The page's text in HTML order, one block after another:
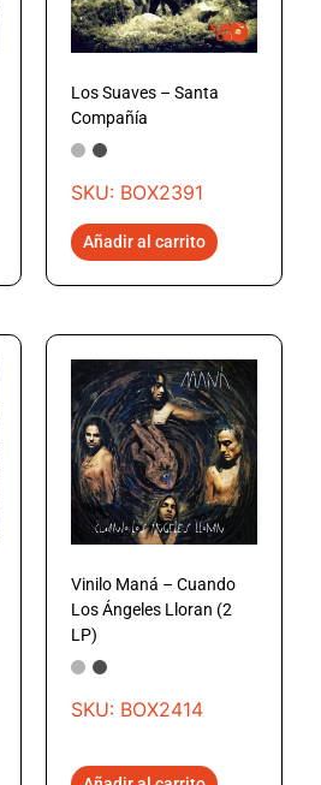
Los Suaves – Santa
Compañía
SKU: BOX2391
Añadir al carrito
Vinilo Maná – Cuando
Los Ángeles Lloran (2
LP)
SKU: BOX2414